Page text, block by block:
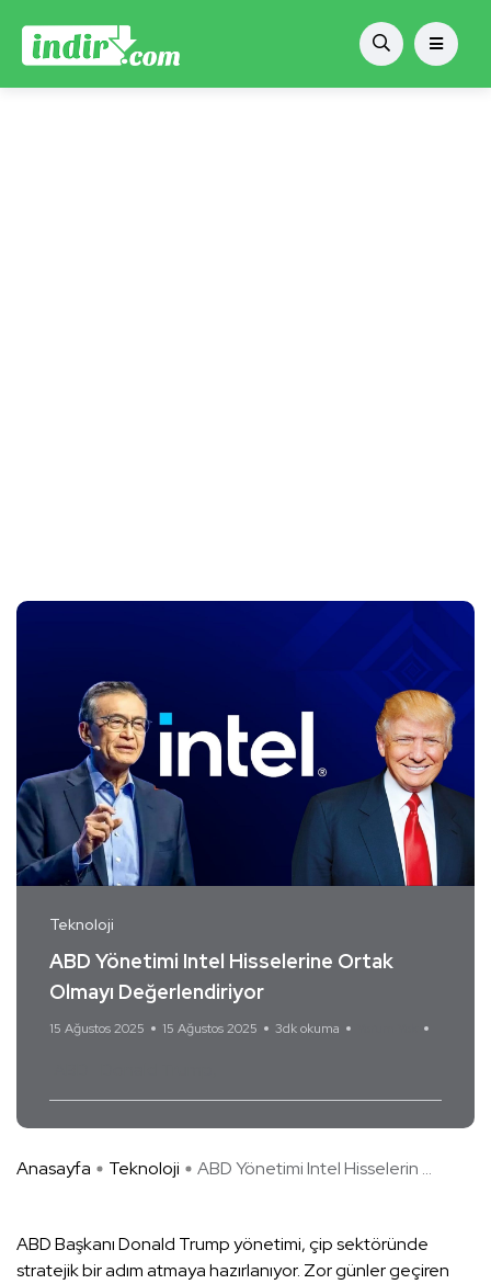
Teknoloji
ABD Yönetimi Intel Hisselerine Ortak
Olmayı Değerlendiriyor
15 Ağustos 2025 15 Ağustos 2025 3dk okuma
Anasayfa Teknoloji ABD Yönetimi Intel Hisselerin ...
ABD Başkanı Donald Trump yönetimi, çip sektöründe
stratejik bir adım atmaya hazırlanıyor. Zor günler geçiren